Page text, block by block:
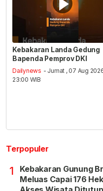
Kebakaran Landa Gedung
Bapenda Pemprov DKI
Dailynews - Jumat , 07 Aug
23:00 WIB
Terpopuler
1
Kebakaran Gunung
Meluas Capai 176